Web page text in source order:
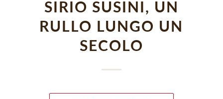
SIRIO SUSINI, UN
RULLO LUNGO UN
SECOLO